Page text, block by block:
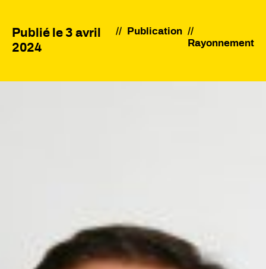
Publié le 3 avril
2024
//
Publication
Rayonnement